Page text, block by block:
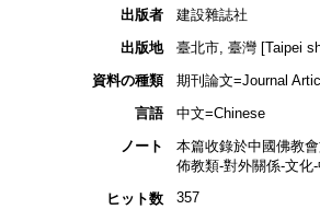
出版者
建設雜誌社
出版地
臺北市, 臺灣 [Taipei
資料の種類
期刊論文=Journal
言語
中文=Chinese
ノート
本篇收錄於中國佛教
佈教類-對外關係-文化
ヒット数
357